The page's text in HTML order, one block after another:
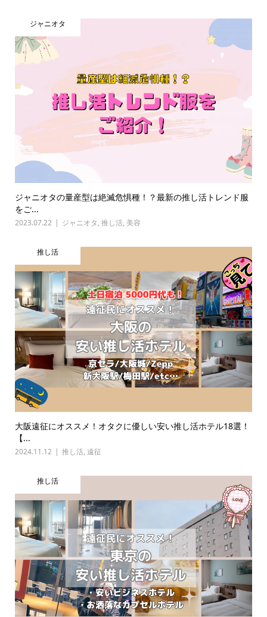
ジャニオタ
ジャニオタの量産型は絶滅危惧種！？最新の推し活トレンド服
をご...
2023.07.22 ジャニオタ, 推し活, 美容
推し活
大阪遠征にオススメ！オタクに優しい安い推し活ホテル18選！
【...
2024.11.12 推し活, 遠征
推し活